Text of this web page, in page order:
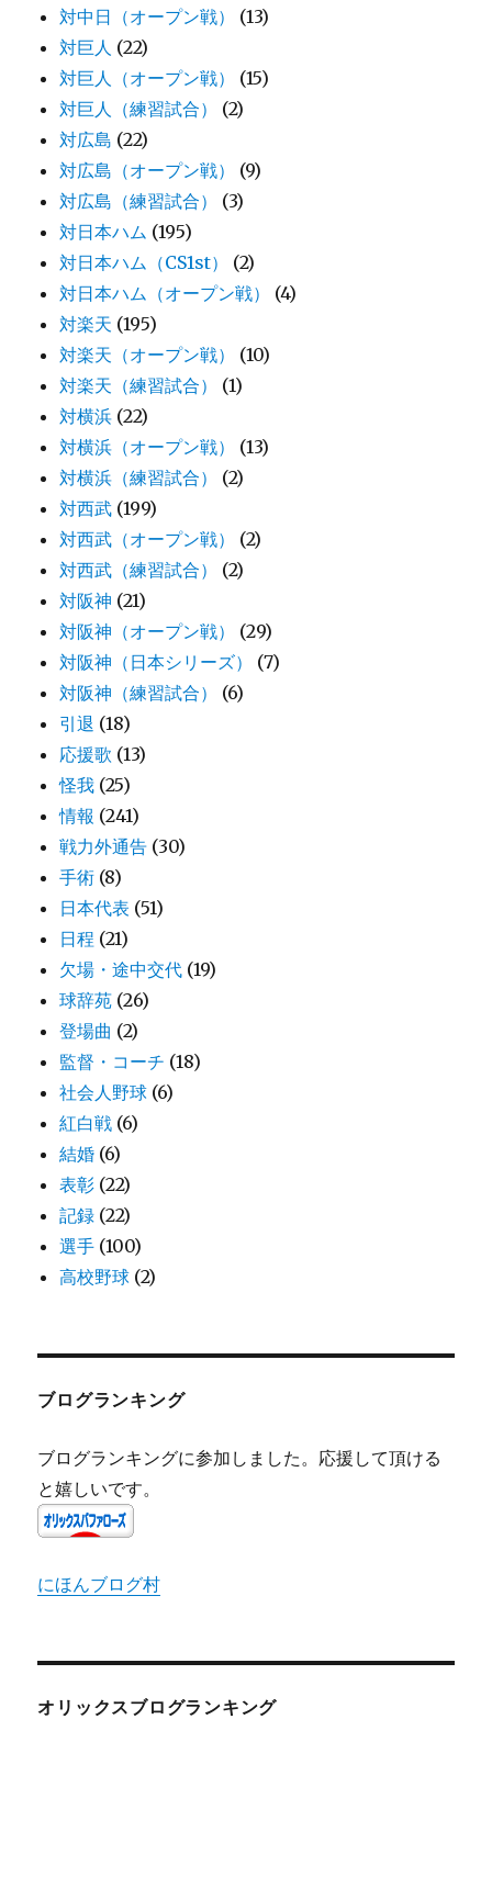
対中日（オープン戦）
(13)
対巨人 (22)
対巨人（オープン戦）
(15)
対巨人（練習試合）
(2)
対広島 (22)
対広島（オープン戦）
(9)
対広島（練習試合）
(3)
対日本ハム (195)
対日本ハム（CS1st）
(2)
対日本ハム（オープン戦）
(4)
対楽天 (195)
対楽天（オープン戦）
(10)
対楽天（練習試合）
(1)
対横浜 (22)
対横浜（オープン戦）
(13)
対横浜（練習試合）
(2)
対西武 (199)
対西武（オープン戦）
(2)
対西武（練習試合）
(2)
対阪神 (21)
対阪神（オープン戦）
(29)
対阪神（日本シリーズ）
(7)
対阪神（練習試合）
(6)
引退 (18)
応援歌 (13)
怪我 (25)
情報 (241)
戦力外通告 (30)
手術 (8)
日本代表 (51)
日程 (21)
欠場・途中交代 (19)
球辞苑 (26)
登場曲 (2)
監督・コーチ (18)
社会人野球 (6)
紅白戦 (6)
結婚 (6)
表彰 (22)
記録 (22)
選手 (100)
高校野球 (2)
ブログランキング
ブログランキングに参加しました。応援して頂ける
と嬉しいです。
にほんブログ村
オリックスブログランキング